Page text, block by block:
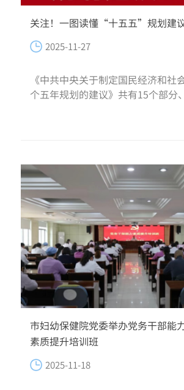
关注！一图读懂“十五五”规划建
2025-11-27
《中共中央关于制定国民经济和社
个五年规划的建议》共有15个部分
市妇幼保健院党委举办党务干部能
素质提升培训班
2025-11-18